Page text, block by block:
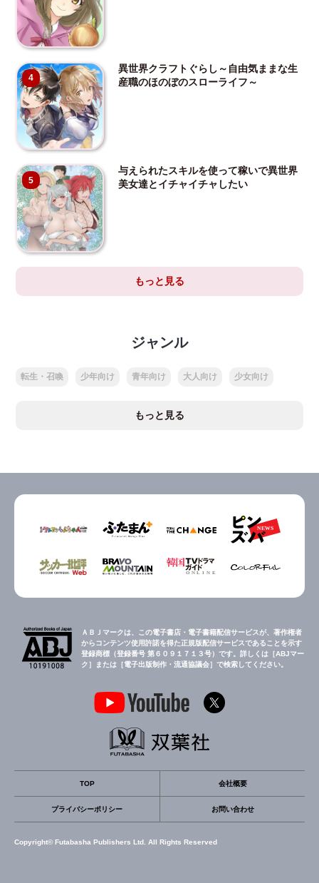
4
異世界クラフトぐらし～自由気ままな生
産職のほのぼのスローライフ～
5
与えられたスキルを使って稼いで異世界
美女達とイチャイチャしたい
もっと見る
ジャンル
転生・召喚 少年向け 青年向け 大人向け 少女向け
もっと見る
ＡＢＪマークは、この電子書店・電子書籍配信サービスが、著作権者
からコンテンツ使用許諾を得た正規版配信サービスであることを示す
登録商標（登録番号 第６０９１７１３号）です。詳しくは［ABJマー
ク］または［電子出版制作・流通協議会］で検索してください。
TOP 会社概要
プライバシーポリシー お問い合わせ
Copyright© Futabasha Publishers Ltd. All Rights Reserved